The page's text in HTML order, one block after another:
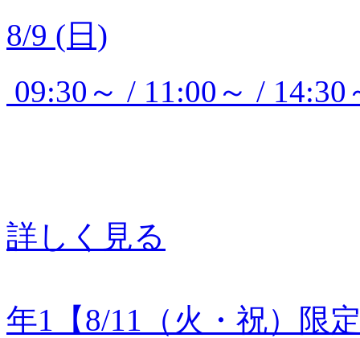
8/9 (日)
09:30～ / 11:00～ /
詳しく見る
年1【8/11（火・祝）限